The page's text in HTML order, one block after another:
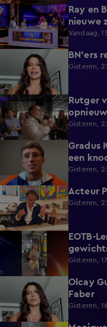
4:47
Ray en
nieuwe
Vandaag,
BN'ers
Gisteren,
1:29
Rutger
Gisteren,
Gradus
een
Gisteren,
2:11 Acteur
Gisteren,
0:13
EOTB-
Gisteren,
Olcay
Faber
Gisteren,